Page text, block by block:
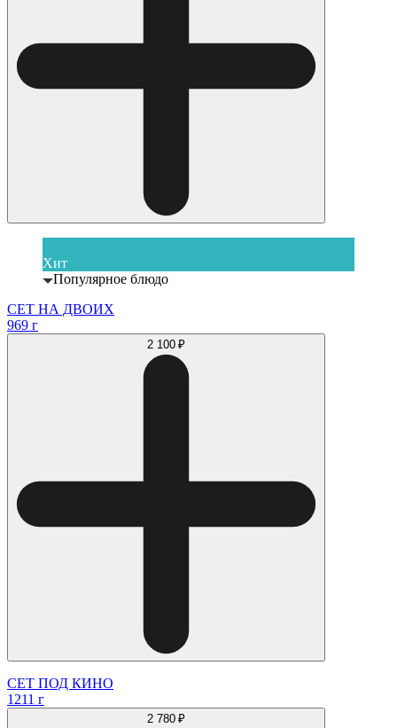
Хит
Популярное блюдо
СЕТ НА ДВОИХ
969 г
2 100 ₽
СЕТ ПОД КИНО
1211 г
2 780 ₽